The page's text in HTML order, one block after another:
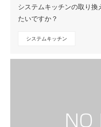
システムキッチンの取り換
たいですか？
システムキッチン